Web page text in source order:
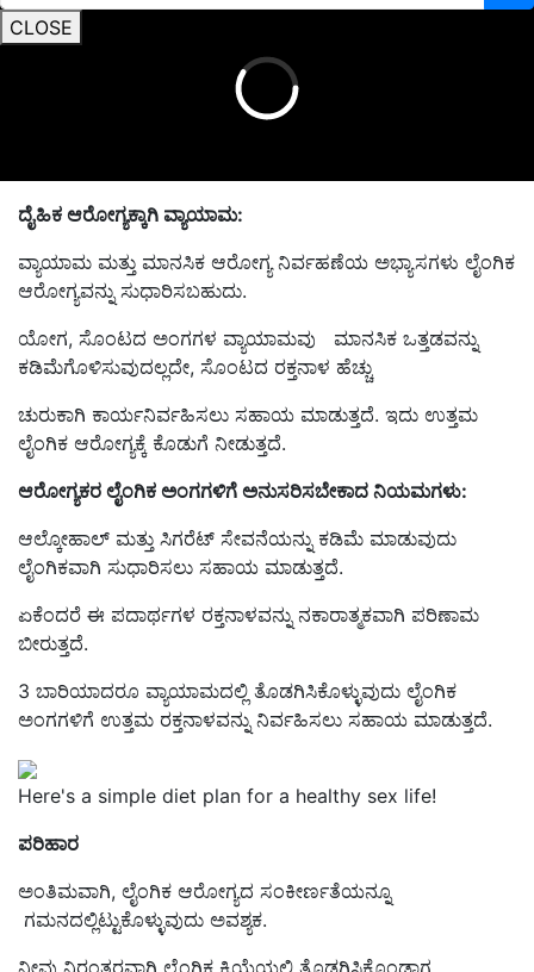
CLOSE
ದೈಹಿಕ ಆರೋಗ್ಯಕ್ಕಾಗಿ ವ್ಯಾಯಾಮ:
ವ್ಯಾಯಾಮ ಮತ್ತು ಮಾನಸಿಕ ಆರೋಗ್ಯ ನಿರ್ವಹಣೆಯ ಅಭ್ಯಾಸಗಳು ಲೈಂಗಿಕ
ಆರೋಗ್ಯವನ್ನು ಸುಧಾರಿಸಬಹುದು.
ಯೋಗ, ಸೊಂಟದ ಅಂಗಗಳ ವ್ಯಾಯಾಮವು
ಮಾನಸಿಕ ಒತ್ತಡವನ್ನು
ಕಡಿಮೆಗೊಳಿಸುವುದಲ್ಲದೇ, ಸೊಂಟದ ರಕ್ತನಾಳ ಹೆಚ್ಚು
ಚುರುಕಾಗಿ ಕಾರ್ಯನಿರ್ವಹಿಸಲು ಸಹಾಯ ಮಾಡುತ್ತದೆ. ಇದು ಉತ್ತಮ
ಲೈಂಗಿಕ ಆರೋಗ್ಯಕ್ಕೆ ಕೊಡುಗೆ ನೀಡುತ್ತದೆ.
ಆರೋಗ್ಯಕರ ಲೈಂಗಿಕ ಅಂಗಗಳಿಗೆ ಅನುಸರಿಸಬೇಕಾದ ನಿಯಮಗಳು:
ಆಲ್ಕೋಹಾಲ್ ಮತ್ತು ಸಿಗರೆಟ್ ಸೇವನೆಯನ್ನು ಕಡಿಮೆ ಮಾಡುವುದು
ಲೈಂಗಿಕವಾಗಿ ಸುಧಾರಿಸಲು ಸಹಾಯ ಮಾಡುತ್ತದೆ.
ಏಕೆಂದರೆ ಈ ಪದಾರ್ಥಗಳ ರಕ್ತನಾಳವನ್ನು ನಕಾರಾತ್ಮಕವಾಗಿ ಪರಿಣಾಮ
ಬೀರುತ್ತದೆ.
3 ಬಾರಿಯಾದರೂ ವ್ಯಾಯಾಮದಲ್ಲಿ ತೊಡಗಿಸಿಕೊಳ್ಳುವುದು ಲೈಂಗಿಕ
ಅಂಗಗಳಿಗೆ ಉತ್ತಮ ರಕ್ತನಾಳವನ್ನು ನಿರ್ವಹಿಸಲು ಸಹಾಯ ಮಾಡುತ್ತದೆ.
Here's a simple diet plan for a healthy sex life!
ಪರಿಹಾರ
ಅಂತಿಮವಾಗಿ, ಲೈಂಗಿಕ ಆರೋಗ್ಯದ ಸಂಕೀರ್ಣತೆಯನ್ನೂ
ಗಮನದಲ್ಲಿಟ್ಟುಕೊಳ್ಳುವುದು ಅವಶ್ಯಕ.